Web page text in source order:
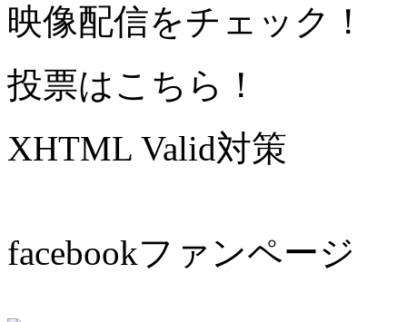
映像配信をチェック！
投票はこちら！
XHTML Valid対策
facebookファンページ